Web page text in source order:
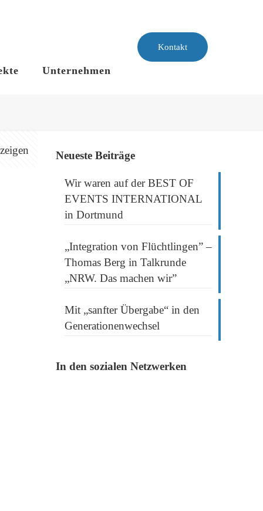
Unternehmen
Kontakt
Neueste Beiträge
Wir waren auf der BEST OF
EVENTS INTERNATIONAL
in Dortmund
„Integration von Flüchtlingen” –
Thomas Berg in Talkrunde
„NRW. Das machen wir”
Mit „sanfter Übergabe“ in den
Generationenwechsel
In den sozialen Netzwerken